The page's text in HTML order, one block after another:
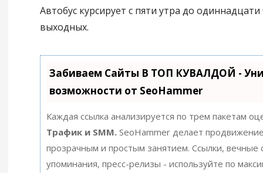
Автобус курсирует с пяти утра до одиннадцати
выходных.
Забиваем Сайты В ТОП КУВАЛДОЙ -
возможности от SeoHammer
Каждая ссылка анализируется по трем пакетам
Трафик и SMM.SeoHammer делает
прозрачным и простым занятием. Ссылки, вечные
упоминания, пресс-релизы - используйте по